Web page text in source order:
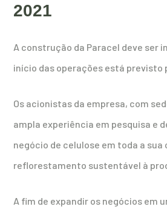
2021
A construção da Paracel deve ser
início das operações está previsto
Os acionistas da empresa, com
ampla experiência em pesquisa e
negócio de celulose em toda a
reflorestamento sustentável à
A fim de expandir os negócios em